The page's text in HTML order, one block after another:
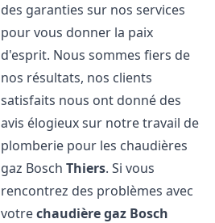
des garanties sur nos services
pour vous donner la paix
d'esprit. Nous sommes fiers de
nos résultats, nos clients
satisfaits nous ont donné des
avis élogieux sur notre travail de
plomberie pour les chaudières
gaz BoschThiers. Si vous
rencontrez des problèmes avec
votrechaudière gaz Bosch